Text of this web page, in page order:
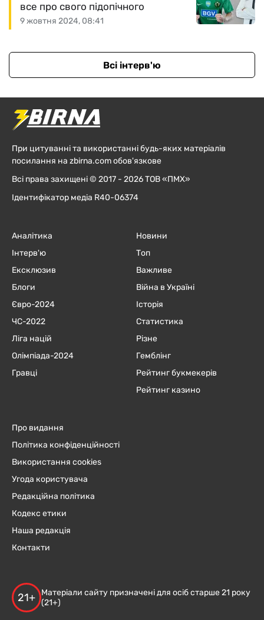
9 жовтня 2024, 08:41
все про свого підопічного
Всі інтерв'ю
При цитуванні та використанні будь-яких матеріалів
посилання на zbirna.com обов'язкове
Всі права захищені © 2017 - 2026 ТОВ «ПМХ»
Ідентифікатор медіа R40-06374
Аналітика
Інтерв'ю
Ексклюзив
Блоги
Євро-2024
ЧC-2022
Ліга націй
Олімпіада-2024
Гравці
Новини
Топ
Важливе
Війна в Україні
Історія
Статистика
Різне
Гемблінг
Рейтинг букмекерів
Рейтинг казино
Про видання
Політика конфіденційності
Використання cookies
Угода користувача
Редакційна політика
Кодекс етики
Наша редакція
Контакти
21+
Матеріали сайту призначені для осіб старше 21 року
(21+)